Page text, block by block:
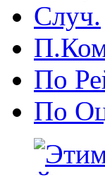
Случ.
По
По